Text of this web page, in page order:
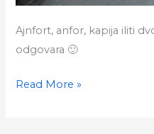
Ajnfort, anfor, kapija iliti
odgovara 🙂
Dvorišna
Read More »